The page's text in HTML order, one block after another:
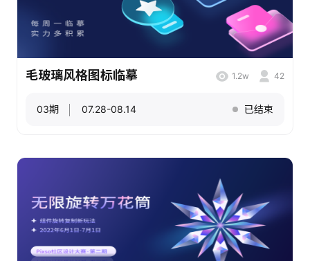
毛玻璃风格图标临摹 1.2w 42
03期 07.28-08.14 已结束